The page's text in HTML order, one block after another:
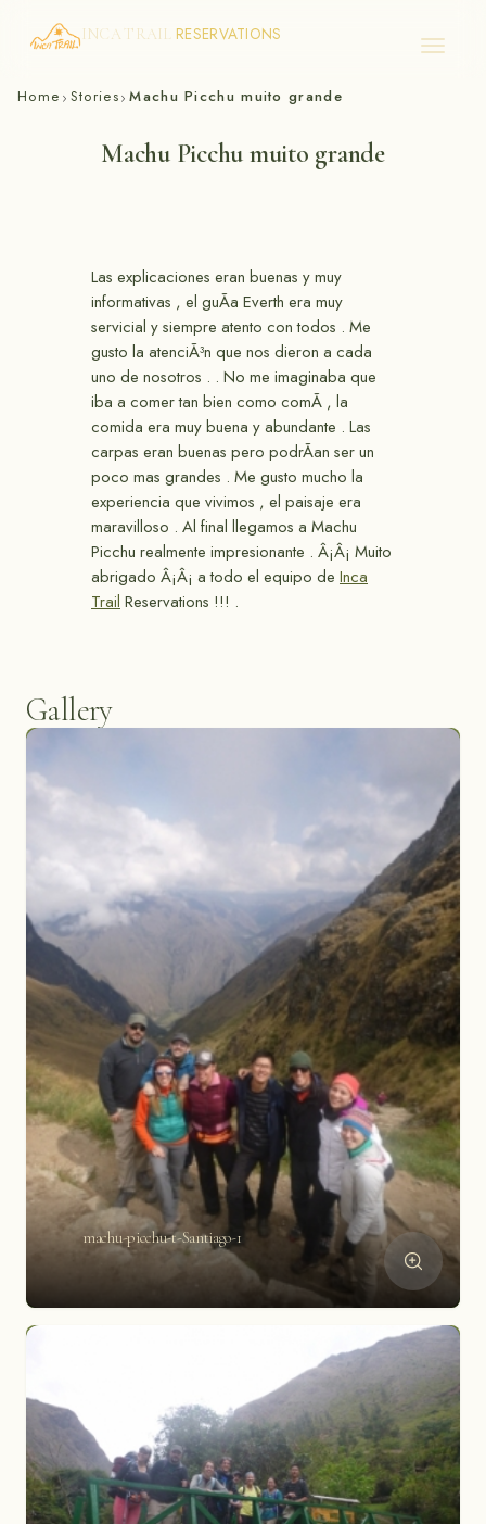
Skip
INCA TRAIL RESERVATIONS
Home › Stories› Machu Picchu muito grande
Machu Picchu muito grande
Las explicaciones eran buenas y muy
informativas , el guÃ­a Everth era muy
servicial y siempre atento con todos . Me
gusto la atenciÃ³n que nos dieron a cada
uno de nosotros . . No me imaginaba que
iba a comer tan bien como comÃ­ , la
comida era muy buena y abundante . Las
carpas eran buenas pero podrÃ­an ser un
poco mas grandes . Me gusto mucho la
experiencia que vivimos , el paisaje era
maravilloso . Al final llegamos a Machu
Picchu realmente impresionante . Â¡Â¡ Muito
abrigado Â¡Â¡ a todo el equipo de Inca
Trail Reservations !!! .
Gallery
machu-picchu-t-Santiago-1